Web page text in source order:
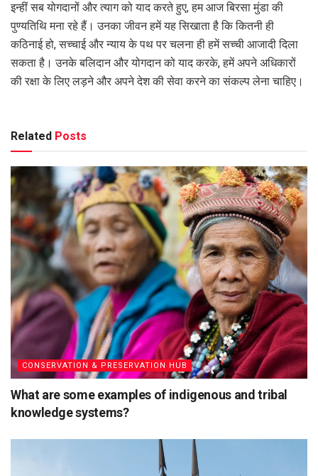
इन्हीं सब योगदानों और त्याग को याद करते हुए, हम आज बिरसा मुंडा की
पुण्यतिथि मना रहे हैं। उनका जीवन हमें यह सिखाता है कि कितनी ही
कठिनाई हो, सच्चाई और न्याय के पथ पर चलना ही हमें सच्ची आजादी दिला
सकता है। उनके बलिदान और योगदान को याद करके, हमें अपने अधिकारों
की रक्षा के लिए लड़ने और अपने देश की सेवा करने का संकल्प लेना चाहिए।
Related Posts
CONSERVATION & PRESERVATION HUB
What are some examples of indigenous and tribal
knowledge systems?